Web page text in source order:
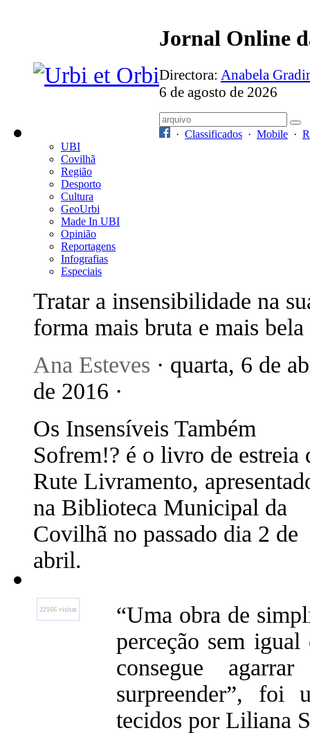
Jornal Online
Directora: Anabela
6 de agosto de 2026
· Classificados · Mobile ·
UBI
Covilhã
Região
Desporto
Cultura
GeoUrbi
Made In UBI
Opinião
Reportagens
Infografias
Especiais
Tratar a insensibilidade na
forma mais bruta e mais bela
Ana Esteves · quarta, 6 de
de 2016 ·
Os Insensíveis Também
Sofrem!? é o livro de estreia
Rute Livramento,
na Biblioteca Municipal da
Covilhã no passado dia 2 de
abril.
22166 visitas
“Uma obra de
perceção sem
consegue
surpreender”, foi
tecidos por Liliana